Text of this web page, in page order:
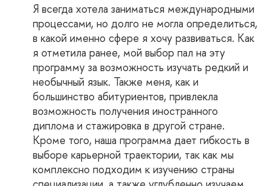
Я всегда хотела заниматься международными
процессами, но долго не могла определиться,
в какой именно сфере я хочу развиваться. Как
я отметила ранее, мой выбор пал на эту
программу за возможность изучать редкий и
необычный язык. Также меня, как и
большинство абитуриентов, привлекла
возможность получения иностранного
диплома и стажировка в другой стране.
Кроме того, наша программа дает гибкость в
выборе карьерной траектории, так как мы
комплексно подходим к изучению страны